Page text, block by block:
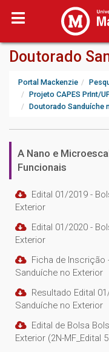
Doutorado
Portal Mackenzie
Projeto CAPES PrInt/
Doutorado Sanduíche
A Nano e
Funcionais
Edital 01/2019 -
Exterior
Edital 01/2020 -
Exterior
Ficha de Inscrição
Sanduíche no Exterior
Resultado Edital
Sanduíche no Exterior
Edital de Bolsa
Exterior (2N-MF_Edital